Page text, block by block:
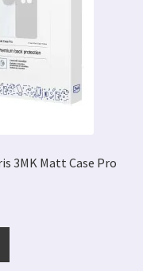
3MK Matt Case Pro